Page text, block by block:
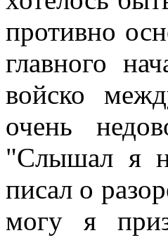
противно
главного
войско
очень
"Слышал я
писал о
могу я